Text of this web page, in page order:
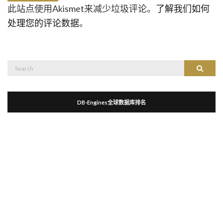
此站点使用Akismet来减少垃圾评论。 了解我们如何
处理您的评论数据。
Search
DB-Engines全球数据库排名